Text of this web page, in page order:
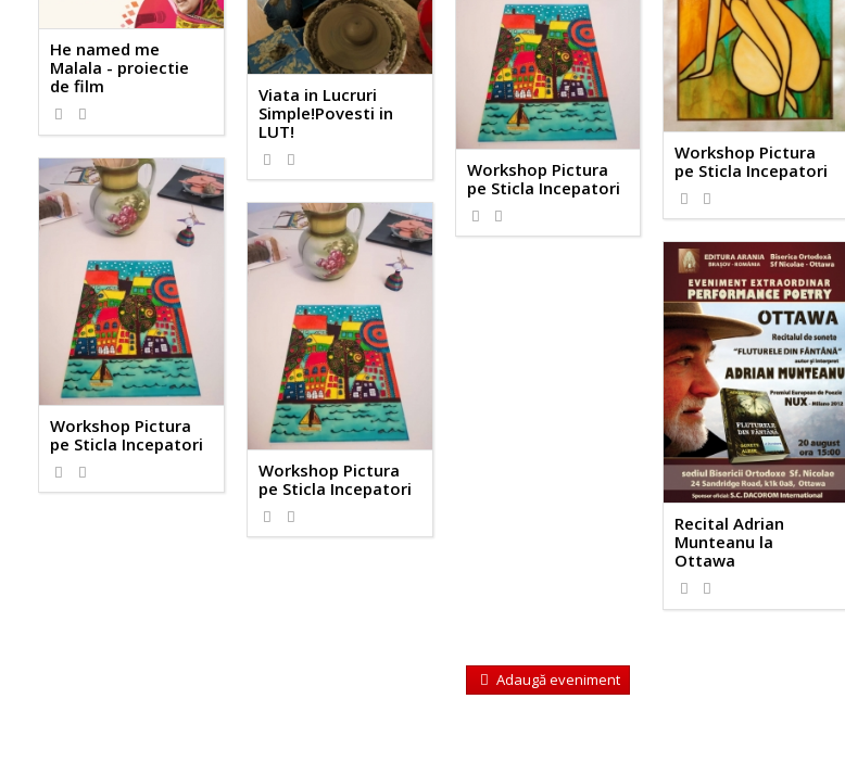
Viata in Lucruri
Simple!Povesti in
LUT!
Workshop Pictura
pe Sticla Incepatori
Workshop Pictura
pe Sticla Incepatori
He named me
Malala - proiectie
de film
Workshop Pictura
pe Sticla Incepatori
Workshop Pictura
pe Sticla Incepatori
Recital Adrian
Munteanu la
Ottawa
Adaugă eveniment